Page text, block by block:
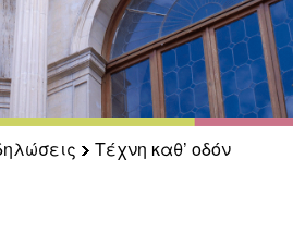
Τέχνη καθ’ οδόν